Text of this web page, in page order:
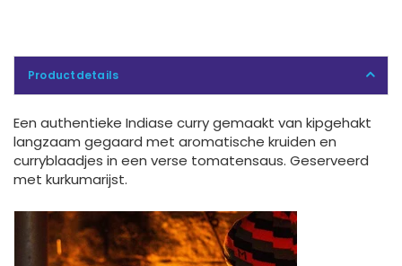
Productdetails
Een authentieke Indiase curry gemaakt van kipgehakt
langzaam gegaard met aromatische kruiden en
curryblaadjes in een verse tomatensaus. Geserveerd
met kurkumarijst.